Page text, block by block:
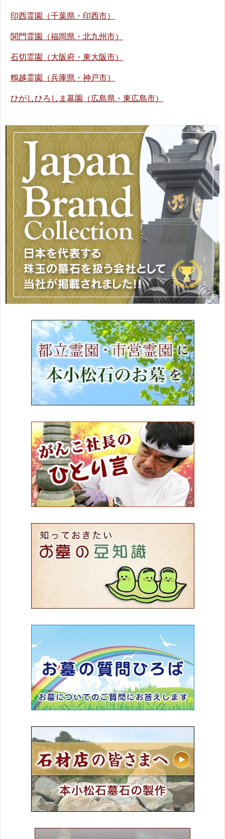
印西霊園（千葉県・印西市）
関門霊園（福岡県・北九州市）
石切霊園（大阪府・東大阪市）
鵯越霊園（兵庫県・神戸市）
ひがしひろしま墓園（広島県・東広島市）